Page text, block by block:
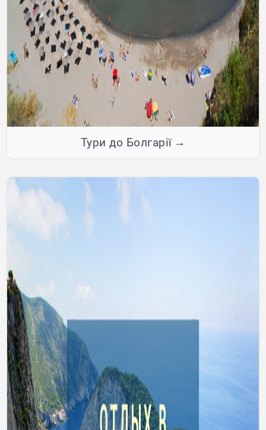
Тури до Болгарії